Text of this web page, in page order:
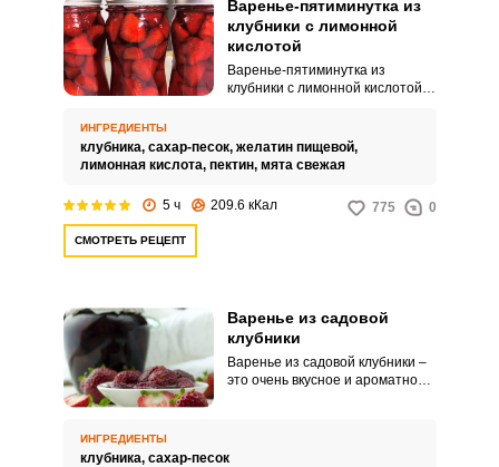
Варенье-пятиминутка из
клубники с лимонной
кислотой
Варенье-пятиминутка из
клубники с лимонной кислотой
на зиму, особенно при ее
хорошем урожае, вам
клубничное варенье без варки с
добавлением лимонной кислоты
форму и яркий цвет свежей
клубники.
ИНГРЕДИЕНТЫ
клубника, сахар-песок, желатин пищевой,
лимонная кислота, пектин, мята свежая
5 ч 209.6 кКал 775 0
СМОТРЕТЬ РЕЦЕПТ
Варенье из садовой
клубники
Варенье из садовой клубники –
это очень вкусное и ароматное
заготовка прекрасно подойдет
ИНГРЕДИЕНТЫ
клубника, сахар-песок